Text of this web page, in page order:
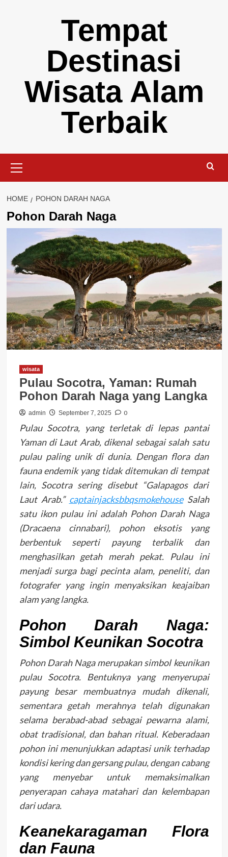
Tempat
Destinasi
Wisata Alam
Terbaik
Menu
HOME POHON DARAH NAGA
Pohon Darah Naga
wisata
Pulau Socotra, Yaman: Rumah
Pohon Darah Naga yang Langka
admin September 7, 2025 0
Pulau Socotra, yang terletak di lepas pantai
Yaman di Laut Arab, dikenal sebagai salah satu
pulau paling unik di dunia. Dengan flora dan
fauna endemik yang tidak ditemukan di tempat
lain, Socotra sering disebut “Galapagos dari
Laut Arab.” captainjacksbbqsmokehouseSalah
satu ikon pulau ini adalah Pohon Darah Naga
(Dracaena cinnabari), pohon eksotis yang
berbentuk seperti payung terbalik dan
menghasilkan getah merah pekat. Pulau ini
menjadi surga bagi pecinta alam, peneliti, dan
fotografer yang ingin menyaksikan keajaiban
alam yang langka.
Pohon Darah Naga:
Simbol Keunikan Socotra
Pohon Darah Naga merupakan simbol keunikan
pulau Socotra. Bentuknya yang menyerupai
payung besar membuatnya mudah dikenali,
sementara getah merahnya telah digunakan
selama berabad-abad sebagai pewarna alami,
obat tradisional, dan bahan ritual. Keberadaan
pohon ini menunjukkan adaptasi unik terhadap
kondisi kering dan gersang pulau, dengan cabang
yang menyebar untuk memaksimalkan
penyerapan cahaya matahari dan kelembapan
dari udara.
Keanekaragaman Flora
dan Fauna